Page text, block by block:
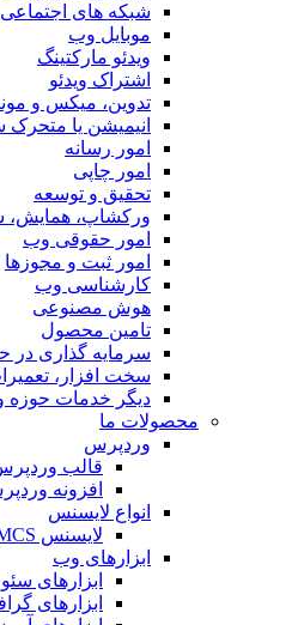
شبکه های اجتماعی
موبایل وب
ویدئو مارکتینگ
اشتراک ویدئو
تدوین، میکس و
انیمیشن یا
امور رسانه
امور چاپی
تحقیق و توسعه
ورکشاپ، همایش،
امور حقوقی وب
امور ثبت و مجوزها
کارشناسی وب
هوش مصنوعی
تامین محصول
سرمایه گذاری در
سخت افزار،
دیگر خدمات حوزه
محصولات ما
وردپرس
قالب
افزونه
انواع لایسنس
لایسنس WHMCS
ابزارهای وب
ابزارهای سئو
ابزارهای